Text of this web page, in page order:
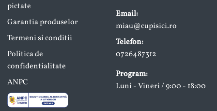
pictate
Garantia produselor
Termeni si conditii
Politica de
confidentialitate
ANPC
Email:
miau@cupisici.ro
Telefon:
0726487312
Program:
Luni - Vineri / 9:00 - 18:00